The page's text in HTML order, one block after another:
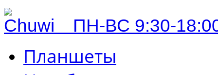
ПН-ВС 9:30-
Планшеты